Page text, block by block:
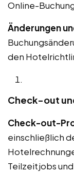
Online-
Änderungen
den
Check-out
Check-out-
einschließlich
Teilzeitjobs